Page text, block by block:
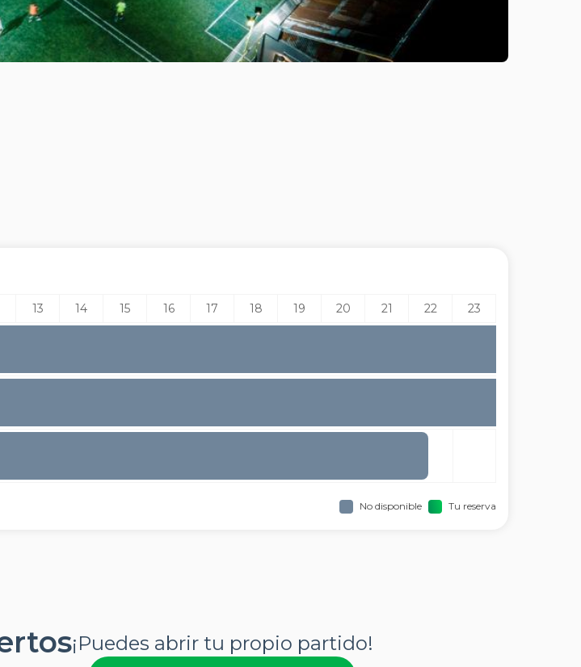
13 14 15 16 17 18 19 20 21 22
23
No disponible Tu reserva
¡Puedes abrir tu propio partido!